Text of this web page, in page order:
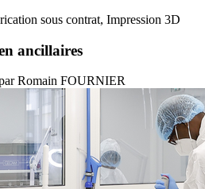
sous contrat, Impression 3D
ancillaires
Romain FOURNIER